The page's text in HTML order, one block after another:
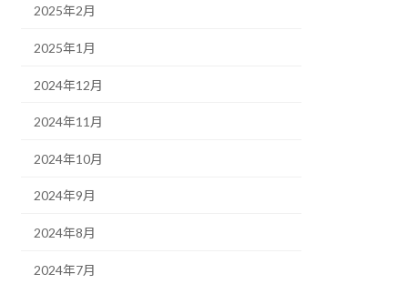
2025年2月
2025年1月
2024年12月
2024年11月
2024年10月
2024年9月
2024年8月
2024年7月